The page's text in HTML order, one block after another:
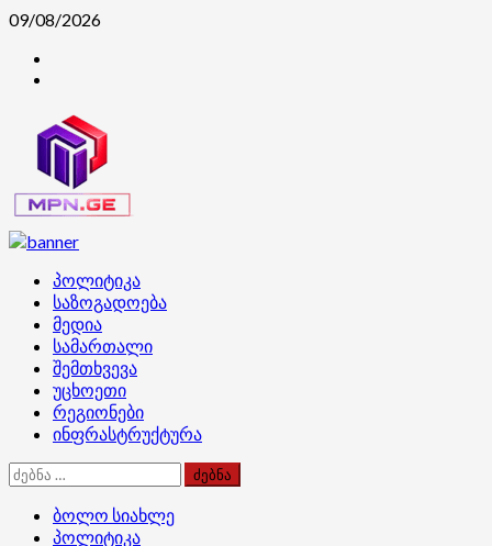
Skip
content
09/08/2026
Primary
Menu
პოლიტიკა
საზოგადოება
მედია
სამართალი
შემთხვევა
უცხოეთი
რეგიონები
ინფრასტრუქტურა
ძებნა:
ბოლო სიახლე
პოლიტიკა